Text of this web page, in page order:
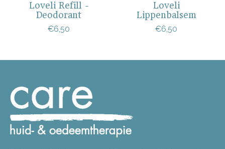
Loveli Refill -
Deodorant
€6,50
Loveli
Lippenbalsem
€6,50